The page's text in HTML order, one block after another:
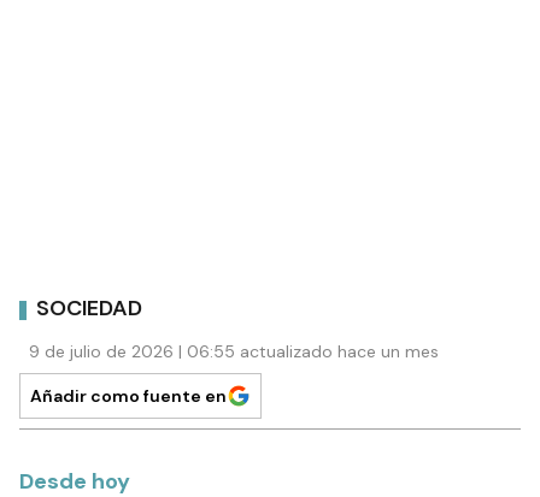
SOCIEDAD
9 de julio de 2026 | 06:55 actualizado hace un mes
Añadir como fuente en
Desde hoy